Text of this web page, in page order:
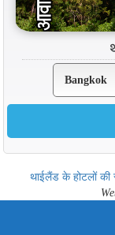
थाईलैंड के होटलों की